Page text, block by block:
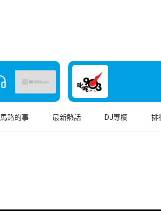
馬路的事 最新熱話 DJ專欄 排